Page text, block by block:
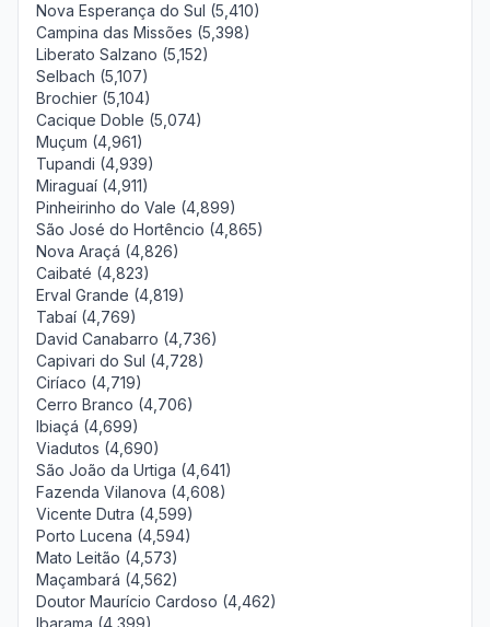
Nova Esperança do Sul (5,410)
Campina das Missões (5,398)
Liberato Salzano (5,152)
Selbach (5,107)
Brochier (5,104)
Cacique Doble (5,074)
Muçum (4,961)
Tupandi (4,939)
Miraguaí (4,911)
Pinheirinho do Vale (4,899)
São José do Hortêncio (4,865)
Nova Araçá (4,826)
Caibaté (4,823)
Erval Grande (4,819)
Tabaí (4,769)
David Canabarro (4,736)
Capivari do Sul (4,728)
Ciríaco (4,719)
Cerro Branco (4,706)
Ibiaçá (4,699)
Viadutos (4,690)
São João da Urtiga (4,641)
Fazenda Vilanova (4,608)
Vicente Dutra (4,599)
Porto Lucena (4,594)
Mato Leitão (4,573)
Maçambará (4,562)
Doutor Maurício Cardoso (4,462)
Ibarama (4,399)